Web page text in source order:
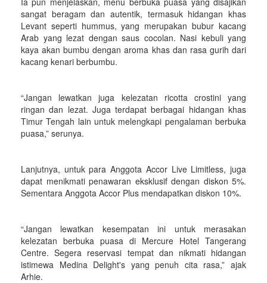
sangat beragam dan autentik, termasuk hidangan khas
Levant seperti hummus, yang merupakan bubur kacang
Arab yang lezat dengan saus cocolan. Nasi kebuli yang
kaya akan bumbu dengan aroma khas dan rasa gurih dari
kacang kenari berbumbu.
“Jangan lewatkan juga kelezatan ricotta crostini yang
ringan dan lezat. Juga terdapat berbagai hidangan khas
Timur Tengah lain untuk melengkapi pengalaman berbuka
puasa,” serunya.
Lanjutnya, untuk para Anggota Accor Live Limitless, juga
dapat menikmati penawaran eksklusif dengan diskon 5%.
Sementara Anggota Accor Plus mendapatkan diskon 10%.
“Jangan lewatkan kesempatan ini untuk merasakan
kelezatan berbuka puasa di Mercure Hotel Tangerang
Centre. Segera reservasi tempat dan nikmati hidangan
istimewa Medina Delight's yang penuh cita rasa,” ajak
Arhie.